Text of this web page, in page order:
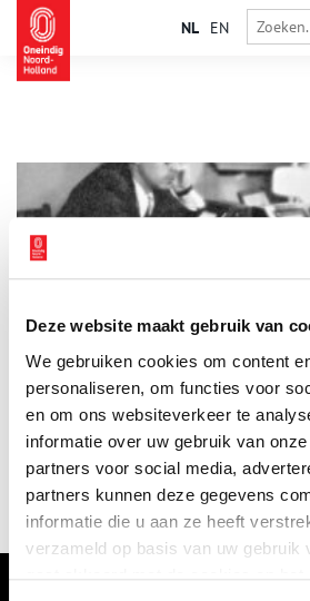
Deze website maakt gebruik van
We gebruiken cookies om content
personaliseren, om functies voor
en om ons websiteverkeer te
informatie over uw gebruik van
partners voor social media,
partners kunnen deze gegevens
informatie die u aan ze heeft
verzameld op basis van uw gebruik
NL EN
‘Nero moet er zo in z’n huiselijkste
hebben’, schreef Etty Hillesum over Julius
charismatische therapeut maakte rond
kringen in Amsterdam. Terwijl de
heen greep, kon de ‘Spierclub’ haar
tijdens avonden bij hem thuis.